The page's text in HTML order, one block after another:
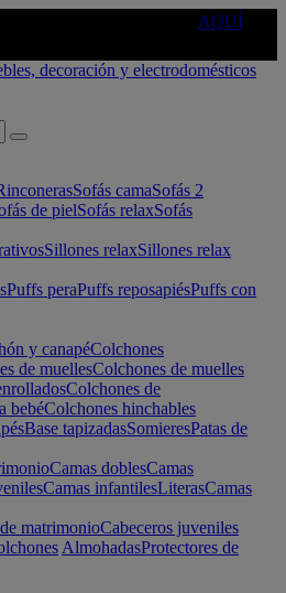
AQUÍ
Sofás camaSofás 2
de pielSofás relaxSofás
Sillones relaxSillones relax
Puffs peraPuffs reposapiésPuffs con
y canapéColchones
de muellesColchones de muelles
Colchones de
bebéColchones hinchables
Base tapizadasSomieresPatas de
Camas doblesCamas
Camas infantilesLiterasCamas
matrimonioCabeceros juveniles
AlmohadasProtectores de